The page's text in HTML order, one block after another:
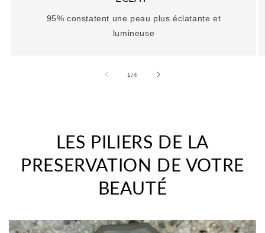
95% constatent une peau plus éclatante et
lumineuse
1/de4
LES PILIERS DE LA
PRESERVATION DE VOTRE
BEAUTÉ
>